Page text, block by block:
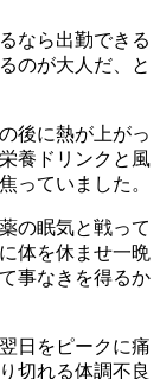
なら出勤できる
のが大人だ、と
後に熱が上がっ
養ドリンクと風
っていました。
の眠気と戦って
体を休ませ一晩
事なきを得るか
日をピークに痛
切れる体調不良